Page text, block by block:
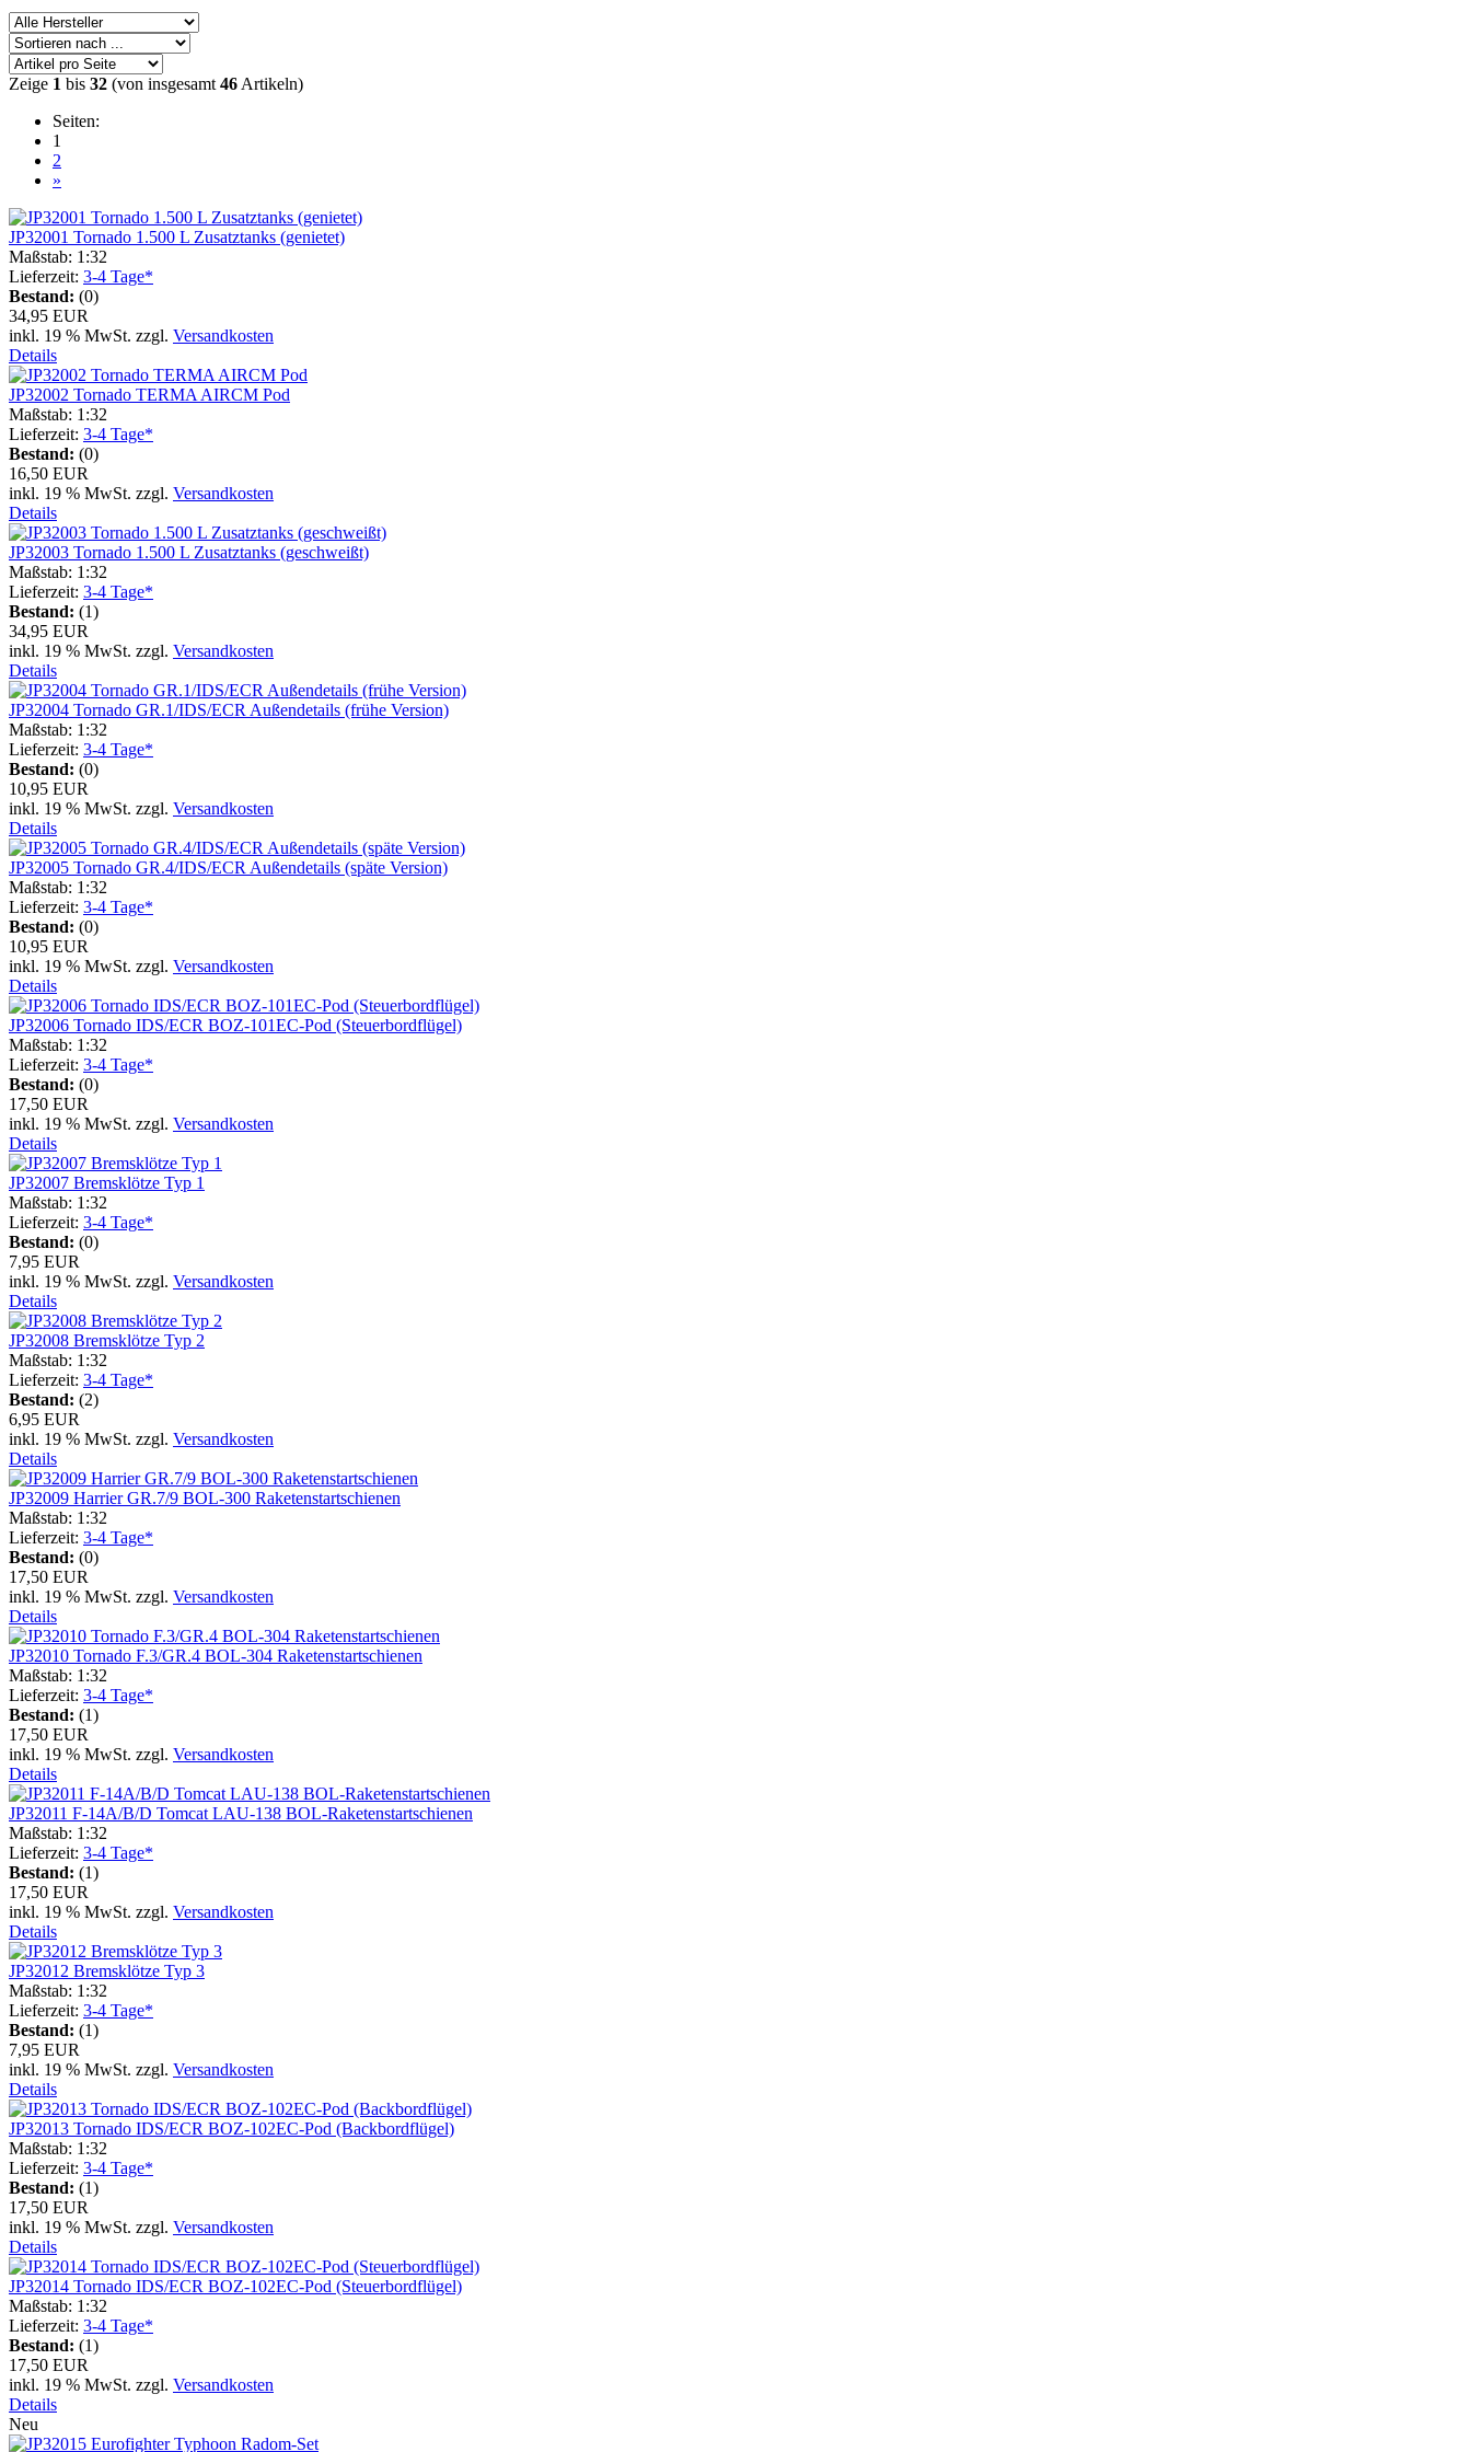
Zeige 1 bis 32 (von insgesamt 46 Artikeln)
Seiten:
1
2
»
JP32001 Tornado 1.500 L Zusatztanks (genietet)
Maßstab: 1:32
Lieferzeit: 3-4 Tage*
Bestand: (0)
34,95 EUR
inkl. 19 % MwSt. zzgl. Versandkosten
Details
JP32002 Tornado TERMA AIRCM Pod
Maßstab: 1:32
Lieferzeit: 3-4 Tage*
Bestand: (0)
16,50 EUR
inkl. 19 % MwSt. zzgl. Versandkosten
Details
JP32003 Tornado 1.500 L Zusatztanks (geschweißt)
Maßstab: 1:32
Lieferzeit: 3-4 Tage*
Bestand: (1)
34,95 EUR
inkl. 19 % MwSt. zzgl. Versandkosten
Details
JP32004 Tornado GR.1/IDS/ECR Außendetails (frühe Version)
Maßstab: 1:32
Lieferzeit: 3-4 Tage*
Bestand: (0)
10,95 EUR
inkl. 19 % MwSt. zzgl. Versandkosten
Details
JP32005 Tornado GR.4/IDS/ECR Außendetails (späte Version)
Maßstab: 1:32
Lieferzeit: 3-4 Tage*
Bestand: (0)
10,95 EUR
inkl. 19 % MwSt. zzgl. Versandkosten
Details
JP32006 Tornado IDS/ECR BOZ-101EC-Pod (Steuerbordflügel)
Maßstab: 1:32
Lieferzeit: 3-4 Tage*
Bestand: (0)
17,50 EUR
inkl. 19 % MwSt. zzgl. Versandkosten
Details
JP32007 Bremsklötze Typ 1
Maßstab: 1:32
Lieferzeit: 3-4 Tage*
Bestand: (0)
7,95 EUR
inkl. 19 % MwSt. zzgl. Versandkosten
Details
JP32008 Bremsklötze Typ 2
Maßstab: 1:32
Lieferzeit: 3-4 Tage*
Bestand: (2)
6,95 EUR
inkl. 19 % MwSt. zzgl. Versandkosten
Details
JP32009 Harrier GR.7/9 BOL-300 Raketenstartschienen
Maßstab: 1:32
Lieferzeit: 3-4 Tage*
Bestand: (0)
17,50 EUR
inkl. 19 % MwSt. zzgl. Versandkosten
Details
JP32010 Tornado F.3/GR.4 BOL-304 Raketenstartschienen
Maßstab: 1:32
Lieferzeit: 3-4 Tage*
Bestand: (1)
17,50 EUR
inkl. 19 % MwSt. zzgl. Versandkosten
Details
JP32011 F-14A/B/D Tomcat LAU-138 BOL-Raketenstartschienen
Maßstab: 1:32
Lieferzeit: 3-4 Tage*
Bestand: (1)
17,50 EUR
inkl. 19 % MwSt. zzgl. Versandkosten
Details
JP32012 Bremsklötze Typ 3
Maßstab: 1:32
Lieferzeit: 3-4 Tage*
Bestand: (1)
7,95 EUR
inkl. 19 % MwSt. zzgl. Versandkosten
Details
JP32013 Tornado IDS/ECR BOZ-102EC-Pod (Backbordflügel)
Maßstab: 1:32
Lieferzeit: 3-4 Tage*
Bestand: (1)
17,50 EUR
inkl. 19 % MwSt. zzgl. Versandkosten
Details
JP32014 Tornado IDS/ECR BOZ-102EC-Pod (Steuerbordflügel)
Maßstab: 1:32
Lieferzeit: 3-4 Tage*
Bestand: (1)
17,50 EUR
inkl. 19 % MwSt. zzgl. Versandkosten
Details
Neu